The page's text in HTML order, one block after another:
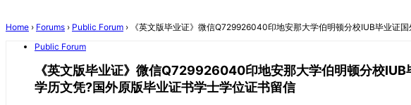
Home › Forums › Public Forum ›
《英文版毕业证》微信Q729926040印地安那大学伯明顿分校IUB毕业证
Public Forum
《英文版毕业证》微信Q729926040印地安那大学伯明顿分校
学历文凭?国外原版毕业证书学士学位证书留信